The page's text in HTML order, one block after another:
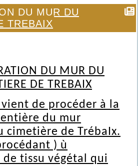
DU MUR DU
TREBAIX
DU MUR DU
DE TREBAIX
de procéder à la
du mur
cimetière de TrébaIx.
) ù
de tissu végétal qui